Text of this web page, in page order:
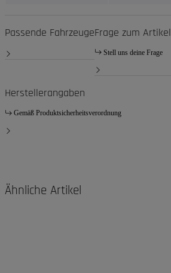
Passende FahrzeugeFrage zum Artikel
Stell uns deine Frage
Herstellerangaben
Gemäß Produktsicherheitsverordnung
Ähnliche Artikel